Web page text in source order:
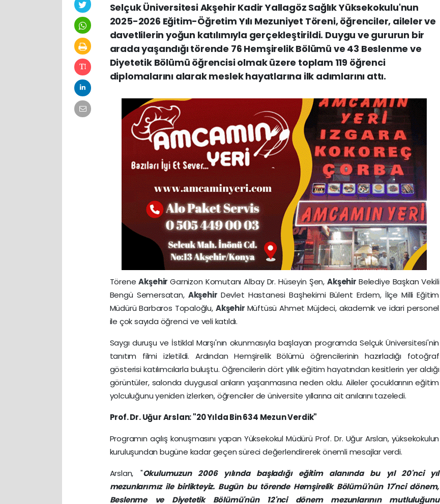
Selçuk Üniversitesi Akşehir Kadir Yallagöz Sağlık Yüksekokulu'nun
2025-2026 Eğitim-Öğretim Yılı Mezuniyet Töreni, öğrenciler, aileler ve
davetlilerin yoğun katılımıyla gerçekleştirildi. Duygu ve gururun bir
arada yaşandığı törende 76 Hemşirelik Bölümü ve 43 Beslenme ve
Diyetetik Bölümü öğrencisi olmak üzere toplam 119 öğrenci
diplomalarını alarak meslek hayatlarına ilk adımlarını attı.
TöreneAkşehirGarnizon Komutanı Albay Dr. Hüseyin Şen,Akşehir Belediye Başkan Vekili
Bengü Semersatan, Akşehir Devlet Hastanesi Başhekimi Bülent Erdem, İlçe Milli Eğitim
Müdürü Barbaros Topaloğlu, Akşehir Müftüsü Ahmet Müjdeci, akademik ve idari personel
ile çok sayıda öğrenci ve veli katıldı.
Saygı duruşu ve İstiklal Marşı'nın okunmasıyla başlayan programda Selçuk Üniversitesi'nin
tanıtım filmi izletildi. Ardından Hemşirelik Bölümü öğrencilerinin hazırladığı fotoğraf
gösterisi katılımcılarla buluştu. Öğrencilerin dört yıllık eğitim hayatından kesitlerin yer aldığı
görüntüler, salonda duygusal anların yaşanmasına neden oldu. Aileler çocuklarının eğitim
yolculuğunu yeniden izlerken, öğrenciler de üniversite yıllarına ait anılarını tazeledi.
Prof. Dr. Uğur Arslan: "20 Yılda Bin 634 Mezun Verdik"
Programın açılış konuşmasını yapan Yüksekokul Müdürü Prof. Dr. Uğur Arslan, yüksekokulun
kuruluşundan bugüne kadar geçen süreci değerlendirerek önemli mesajlar verdi.
Arslan, "Okulumuzun 2006 yılında başladığı eğitim alanında bu yıl 20'nci yıl
mezunlarımız ile birlikteyiz. Bugün bu törende Hemşirelik Bölümü'nün 17'nci dönem,
Beslenme ve Diyetetik Bölümü'nün 12'nci dönem mezunlarının mutluluğunu